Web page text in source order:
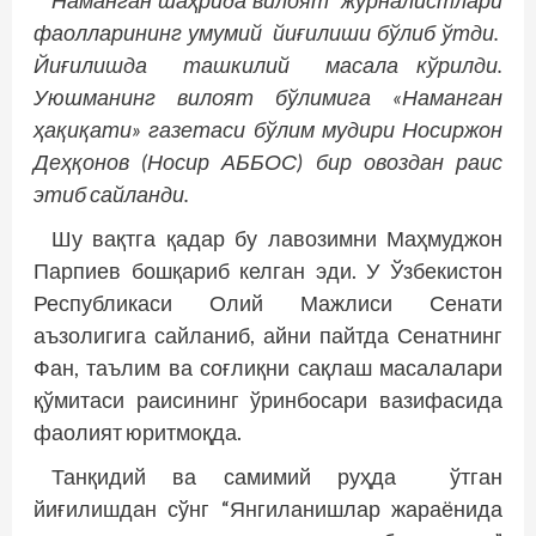
фаолларининг умумий йиғилиши бўлиб ўтди.
Йиғилишда ташкилий масала кўрилди.
Уюшманинг вилоят бўлимига «Наманган
ҳақиқати» газетаси бўлим мудири Носиржон
Деҳқонов (Носир АББОС) бир овоздан раис
этиб сайланди.
Шу вақтга қадар бу лавозимни Маҳмуджон
Парпиев бошқариб келган эди. У Ўзбекис­тон
Республикаси Олий Мажлиси Сенати
аъзолигига сайланиб, айни пайтда Сенатнинг
Фан, таълим ва соғлиқни сақлаш масалалари
қўмитаси раисининг ўринбосари вазифасида
фаолият юритмоқда.
Танқидий ва самимий руҳда ўтган
йиғилишдан сўнг “Янгиланишлар жараёнида